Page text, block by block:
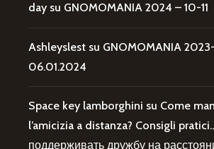
day su GNOMOMANIA 2024 – 10-11
Ashleyslest su GNOMOMANIA
06.01.2024
Space key lamborghini su Come
l’amicizia a distanza? Consigli
поддерживать дружбу на